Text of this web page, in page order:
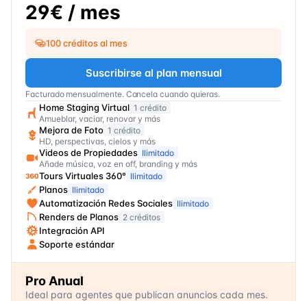
29€ / mes
100 créditos al mes
Suscribirse al plan mensual
Facturado mensualmente. Cancela cuando quieras.
Home Staging Virtual 1 crédito
Amueblar, vaciar, renovar y más
Mejora de Foto 1 crédito
HD, perspectivas, cielos y más
Videos de Propiedades Ilimitado
Añade música, voz en off, branding y más
Tours Virtuales 360° Ilimitado
Planos Ilimitado
Automatización Redes Sociales Ilimitado
Renders de Planos 2 créditos
Integración API
Soporte estándar
Pro Anual
Ideal para agentes que publican anuncios cada mes.